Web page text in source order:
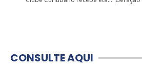
CONSULTE AQUI